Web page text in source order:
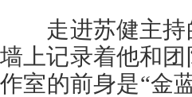
走进苏健主持
墙上记录着他和
作室的前身是“金